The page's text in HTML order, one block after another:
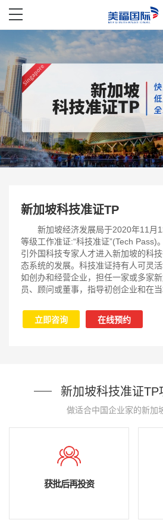
新加坡科技准证TP
新加坡经济发展局于2020年11月
等级工作准证:“科技准证”(Tech Pass)
引外国科技专家人才进入新加坡的科
态系统的发展。科技准证持有人可灵
如创办和经营企业，担任一家或多家
员、顾问或董事，指导初创企业和在当
立即咨询 在线预约
新加坡科技准证TP
做适合中国企业家的新加
获批后再投资